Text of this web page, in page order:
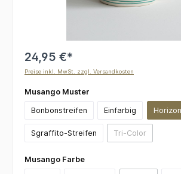
24,95 €*
Preise inkl. MwSt. zzgl. Versandkosten
Musango Muster
Bonbonstreifen Einfarbig
Sgraffito-Streifen Tri-Color(Diese Option
Musango Farbeauswählen